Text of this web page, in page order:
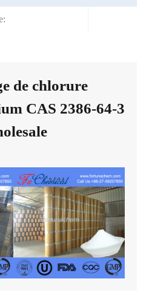
de chlorure
CAS 2386-64-3